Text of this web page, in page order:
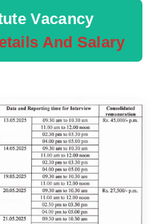
Vacancy
And Salary